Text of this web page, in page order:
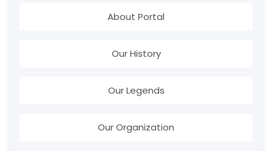
About Portal
Our History
Our Legends
Our Organization